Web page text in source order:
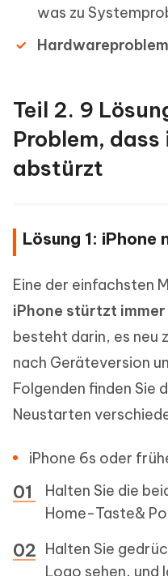
was zu
Teil 2. 9
Problem,
abstürzt
Lösung 1: iPhone
Eine der einfachsten
iPhone stürtzt
besteht darin, es neu
nach Geräteversion
Folgenden finden Sie
Neustarten
iPhone 6s oder
Halten Sie die
Home-Taste&
Halten Sie
Logo sehen, und